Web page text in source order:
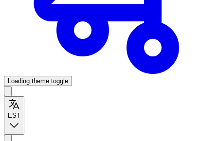
Loading theme toggle
EST